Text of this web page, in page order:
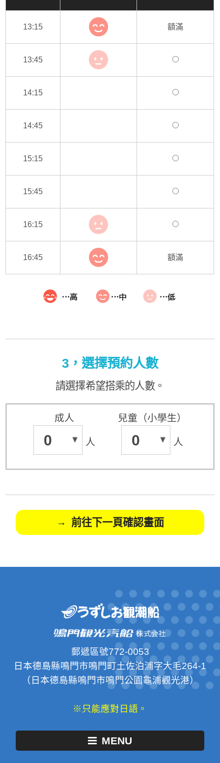
13:15 額滿
13:45
14:15
14:45
15:15
15:45
16:15
16:45 額滿
3，選擇預約人數
請選擇希望搭乘的人數。
成人
0 人
兒童（小學生）
0 人
前往下一頁確認畫面
郵遞區號772-0053
日本德島縣鳴門市鳴門町土佐泊浦字大毛264-1
（日本德島縣鳴門市鳴門公園龜浦觀光港）
※只能應對日語。
MENU